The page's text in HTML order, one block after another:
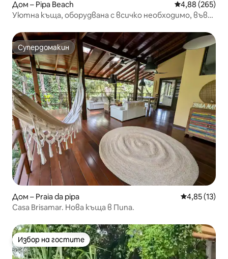
Дом – Pipa Beach Средна
4,88 (265)
Уютна къща, оборудвана с всичко необходимо, във
Супердомакин
Супердомакин
Дом – Praia da pipa Средна
4,85 (13)
Casa Brisamar. Нова къща в Пипа.
Избор на гостите
Избор на гостите